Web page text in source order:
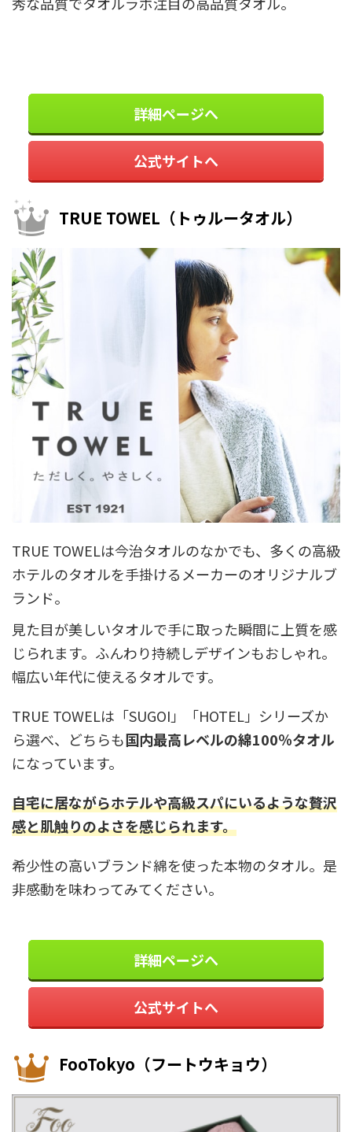
詳細ページへ
公式サイトへ
TRUE TOWEL（トゥルータオル）
TRUE TOWELは今治タオルのなかでも、多くの高級
ホテルのタオルを手掛けるメーカーのオリジナルブ
ランド。
見た目が美しいタオルで手に取った瞬間に上質を感
じられます。ふんわり持続しデザインもおしゃれ。
幅広い年代に使えるタオルです。
TRUE TOWELは「SUGOI」「HOTEL」シリーズか
ら選べ、どちらも国内最高レベルの綿100％タオル
になっています。
自宅に居ながらホテルや高級スパにいるような贅沢
感と肌触りのよさを感じられます。
希少性の高いブランド綿を使った本物のタオル。是
非感動を味わってみてください。
詳細ページへ
公式サイトへ
FooTokyo（フートウキョウ）